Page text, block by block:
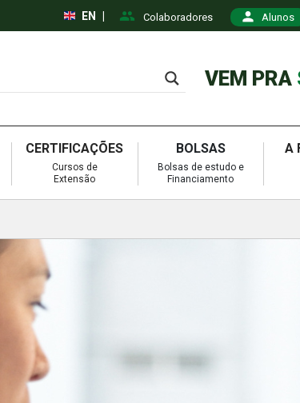
Colaboradores Alunos
EN
VEM PRA
CERTIFICAÇÕES
Cursos de
Extensão
BOLSAS
Bolsas de estudo e
Financiamento
A